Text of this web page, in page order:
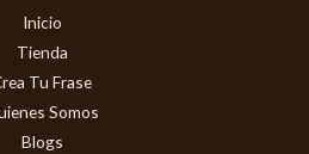
Inicio
Tienda
Tu Frase
Somos
Blogs